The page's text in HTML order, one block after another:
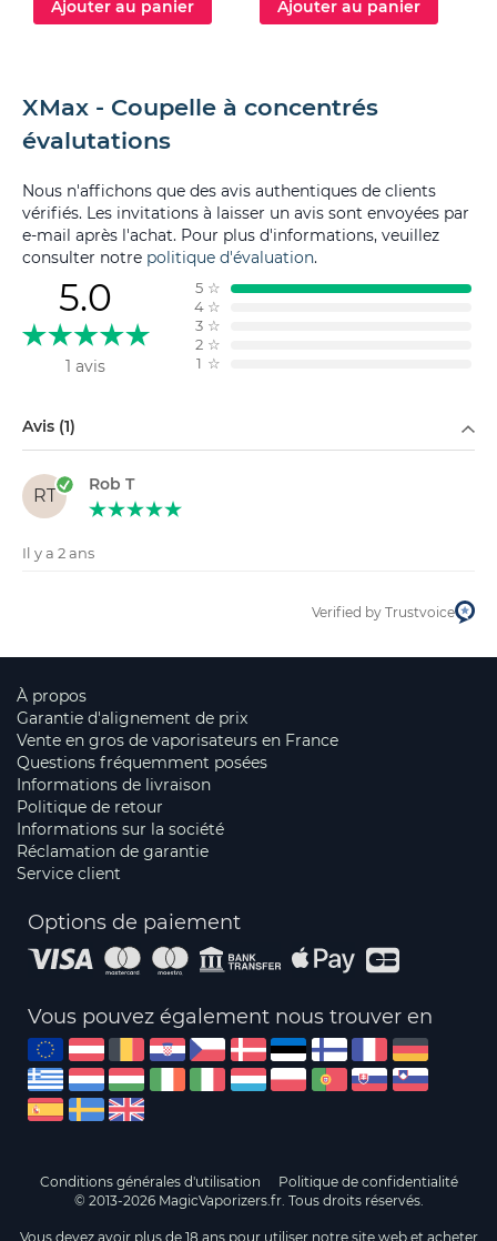
Ajouter au panier Ajouter au panier
XMax - Coupelle à concentrés
évalutations
Nous n'affichons que des avis authentiques de clients
vérifiés. Les invitations à laisser un avis sont envoyées par
e-mail après l'achat. Pour plus d'informations, veuillez
consulter notre politique d'évaluation.
5.0
1 avis
5 ☆
4 ☆
3 ☆
2 ☆
1 ☆
Avis (1)
RT
Rob T
Il y a 2 ans
Verified by Trustvoice
À propos
Garantie d'alignement de prix
Vente en gros de vaporisateurs en France
Questions fréquemment posées
Informations de livraison
Politique de retour
Informations sur la société
Réclamation de garantie
Service client
Options de paiement
Vous pouvez également nous trouver en
Conditions générales d'utilisation
Politique de confidentialité
© 2013-2026 MagicVaporizers.fr. Tous droits réservés.
Vous devez avoir plus de 18 ans pour utiliser notre site web et acheter